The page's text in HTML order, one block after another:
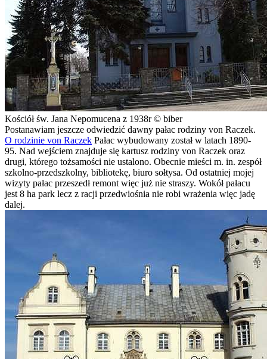
Kościół św. Jana Nepomucena z 1938r © biber
Postanawiam jeszcze odwiedzić dawny pałac rodziny von Raczek.
O rodzinie von Raczek Pałac wybudowany został w latach 1890-
95. Nad wejściem znajduje się kartusz rodziny von Raczek oraz
drugi, którego tożsamości nie ustalono. Obecnie mieści m. in. zespół
szkolno-przedszkolny, bibliotekę, biuro sołtysa. Od ostatniej mojej
wizyty pałac przeszedł remont więc już nie straszy. Wokół pałacu
jest 8 ha park lecz z racji przedwiośnia nie robi wrażenia więc jadę
dalej.